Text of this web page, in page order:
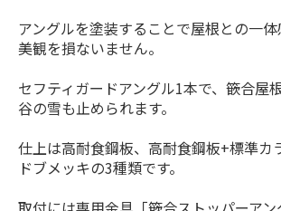
アングルを塗装することで屋根との一体
美観を損ないません。
セフティガードアングル1本で、篏合屋
谷の雪も止められます。
仕上は高耐食鋼板、高耐食鋼板+標準カ
ドブメッキの3種類です。